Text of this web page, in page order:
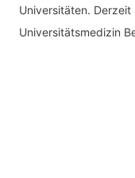
Universitäten.
Universitätsmedizin